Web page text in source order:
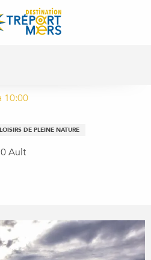
10:00
DE PLEINE NATURE
Ault